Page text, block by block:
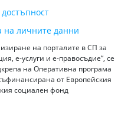
на личните данни
на порталите в СП за
е-услуги и е-правосъдие“, се
на Оперативна програма
от Европейския
социален фонд